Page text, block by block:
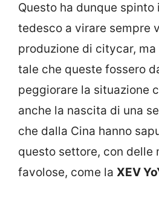
Questo ha dunque spinto
tedesco a virare sempre
produzione di citycar,
tale che queste fossero
peggiorare la situazione
anche la nascita di una
che dalla Cina hanno
questo settore, con delle
favolose, come la XEV